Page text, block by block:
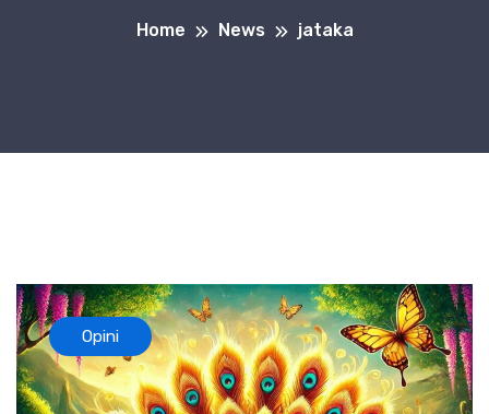
Home News jataka
Opini